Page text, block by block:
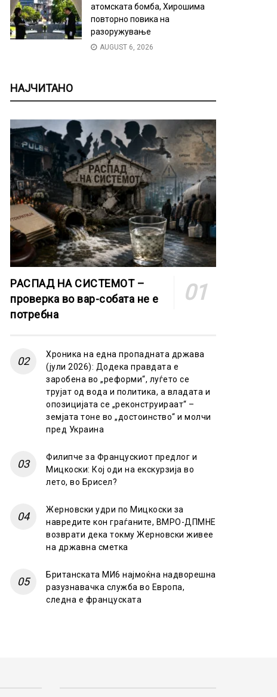
атомската бомба, Хирошима
повторно повика на
разоружување
AUGUST 6, 2026
НАЈЧИТАНО
РАСПАД НА СИСТЕМОТ –
проверка во вар-собата не е
потребна
Хроника на една пропадната држава
(јули 2026): Додека правдата е
заробена во „реформи“, луѓето се
трујат од вода и политика, а владата и
опозицијата се „реконструираат“ –
земјата тоне во „достоинство“ и молчи
пред Украина
Филипче за Францускиот предлог и
Мицкоски: Кој оди на екскурзија во
лето, во Брисел?
Жерновски удри по Мицкоски за
навредите кон граѓаните, ВМРО-ДПМНЕ
возврати дека токму Жерновски живее
на државна сметка
Британската МИ6 најмоќна надворешна
разузнавачка служба во Европа,
следна е француската